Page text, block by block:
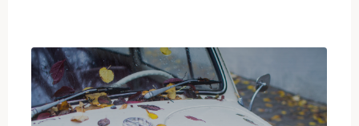
arenduste
kokkuvõte"